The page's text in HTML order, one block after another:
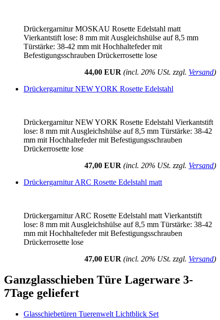
Drückergarnitur MOSKAU Rosette Edelstahl matt
Vierkantstift lose: 8 mm mit Ausgleichshülse auf 8,5 mm
Türstärke: 38-42 mm mit Hochhaltefeder mit
Befestigungsschrauben Drückerrosette lose
44,00 EUR (incl. 20% USt. zzgl. Versand)
Drückergarnitur NEW YORK Rosette Edelstahl
Drückergarnitur NEW YORK Rosette Edelstahl Vierkantstift
lose: 8 mm mit Ausgleichshülse auf 8,5 mm Türstärke: 38-42
mm mit Hochhaltefeder mit Befestigungsschrauben
Drückerrosette lose
47,00 EUR (incl. 20% USt. zzgl. Versand)
Drückergarnitur ARC Rosette Edelstahl matt
Drückergarnitur ARC Rosette Edelstahl matt Vierkantstift
lose: 8 mm mit Ausgleichshülse auf 8,5 mm Türstärke: 38-42
mm mit Hochhaltefeder mit Befestigungsschrauben
Drückerrosette lose
47,00 EUR (incl. 20% USt. zzgl. Versand)
Ganzglasschieben Türe Lagerware 3-
7Tage geliefert
Glasschiebetüren Tuerenwelt Lichtblick Set